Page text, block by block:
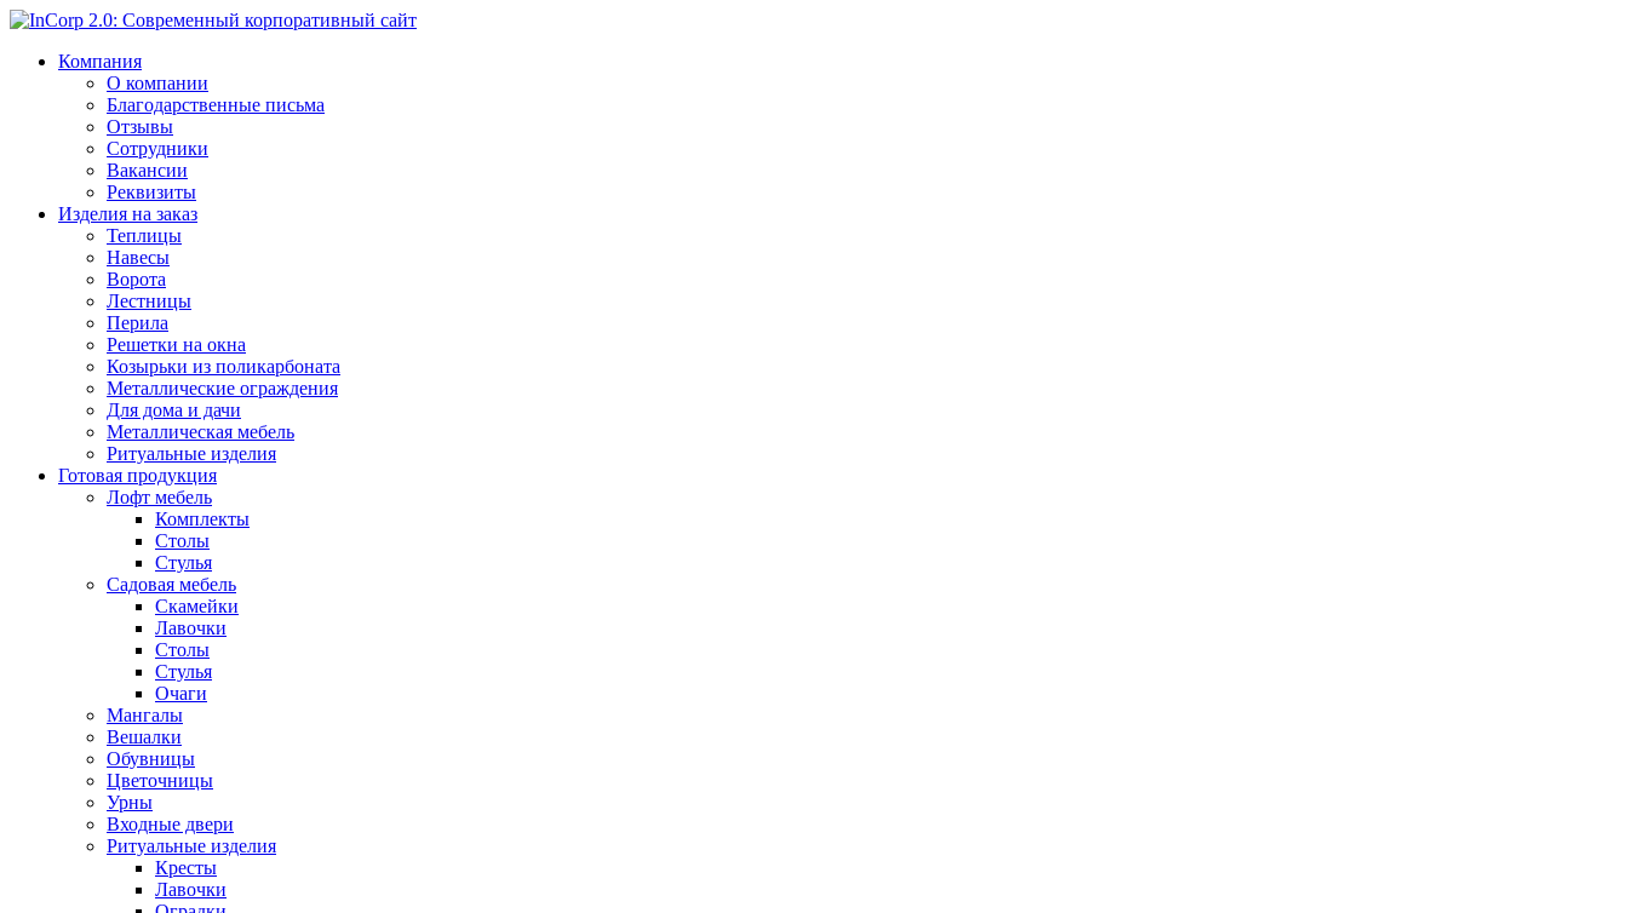
Компания
О компании
Благодарственные письма
Отзывы
Сотрудники
Вакансии
Реквизиты
Изделия на заказ
Теплицы
Навесы
Ворота
Лестницы
Перила
Решетки на окна
Козырьки из поликарбоната
Металлические ограждения
Для дома и дачи
Металлическая мебель
Ритуальные изделия
Готовая продукция
Лофт мебель
Комплекты
Столы
Стулья
Садовая мебель
Скамейки
Лавочки
Столы
Стулья
Очаги
Мангалы
Вешалки
Обувницы
Цветочницы
Урны
Входные двери
Ритуальные изделия
Кресты
Лавочки